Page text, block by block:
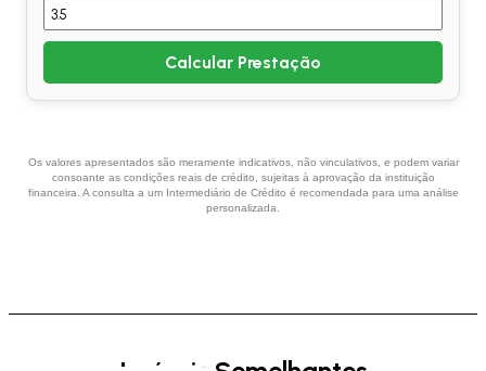
Calcular Prestação
Os valores apresentados são meramente indicativos, não vinculativos, e podem variar
consoante as condições reais de crédito, sujeitas à aprovação da instituição
financeira. A consulta a um Intermediário de Crédito é recomendada para uma análise
personalizada.